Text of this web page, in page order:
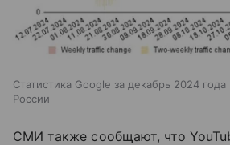
Статистика Google за декабрь 2024
России
СМИ также сообщают, что